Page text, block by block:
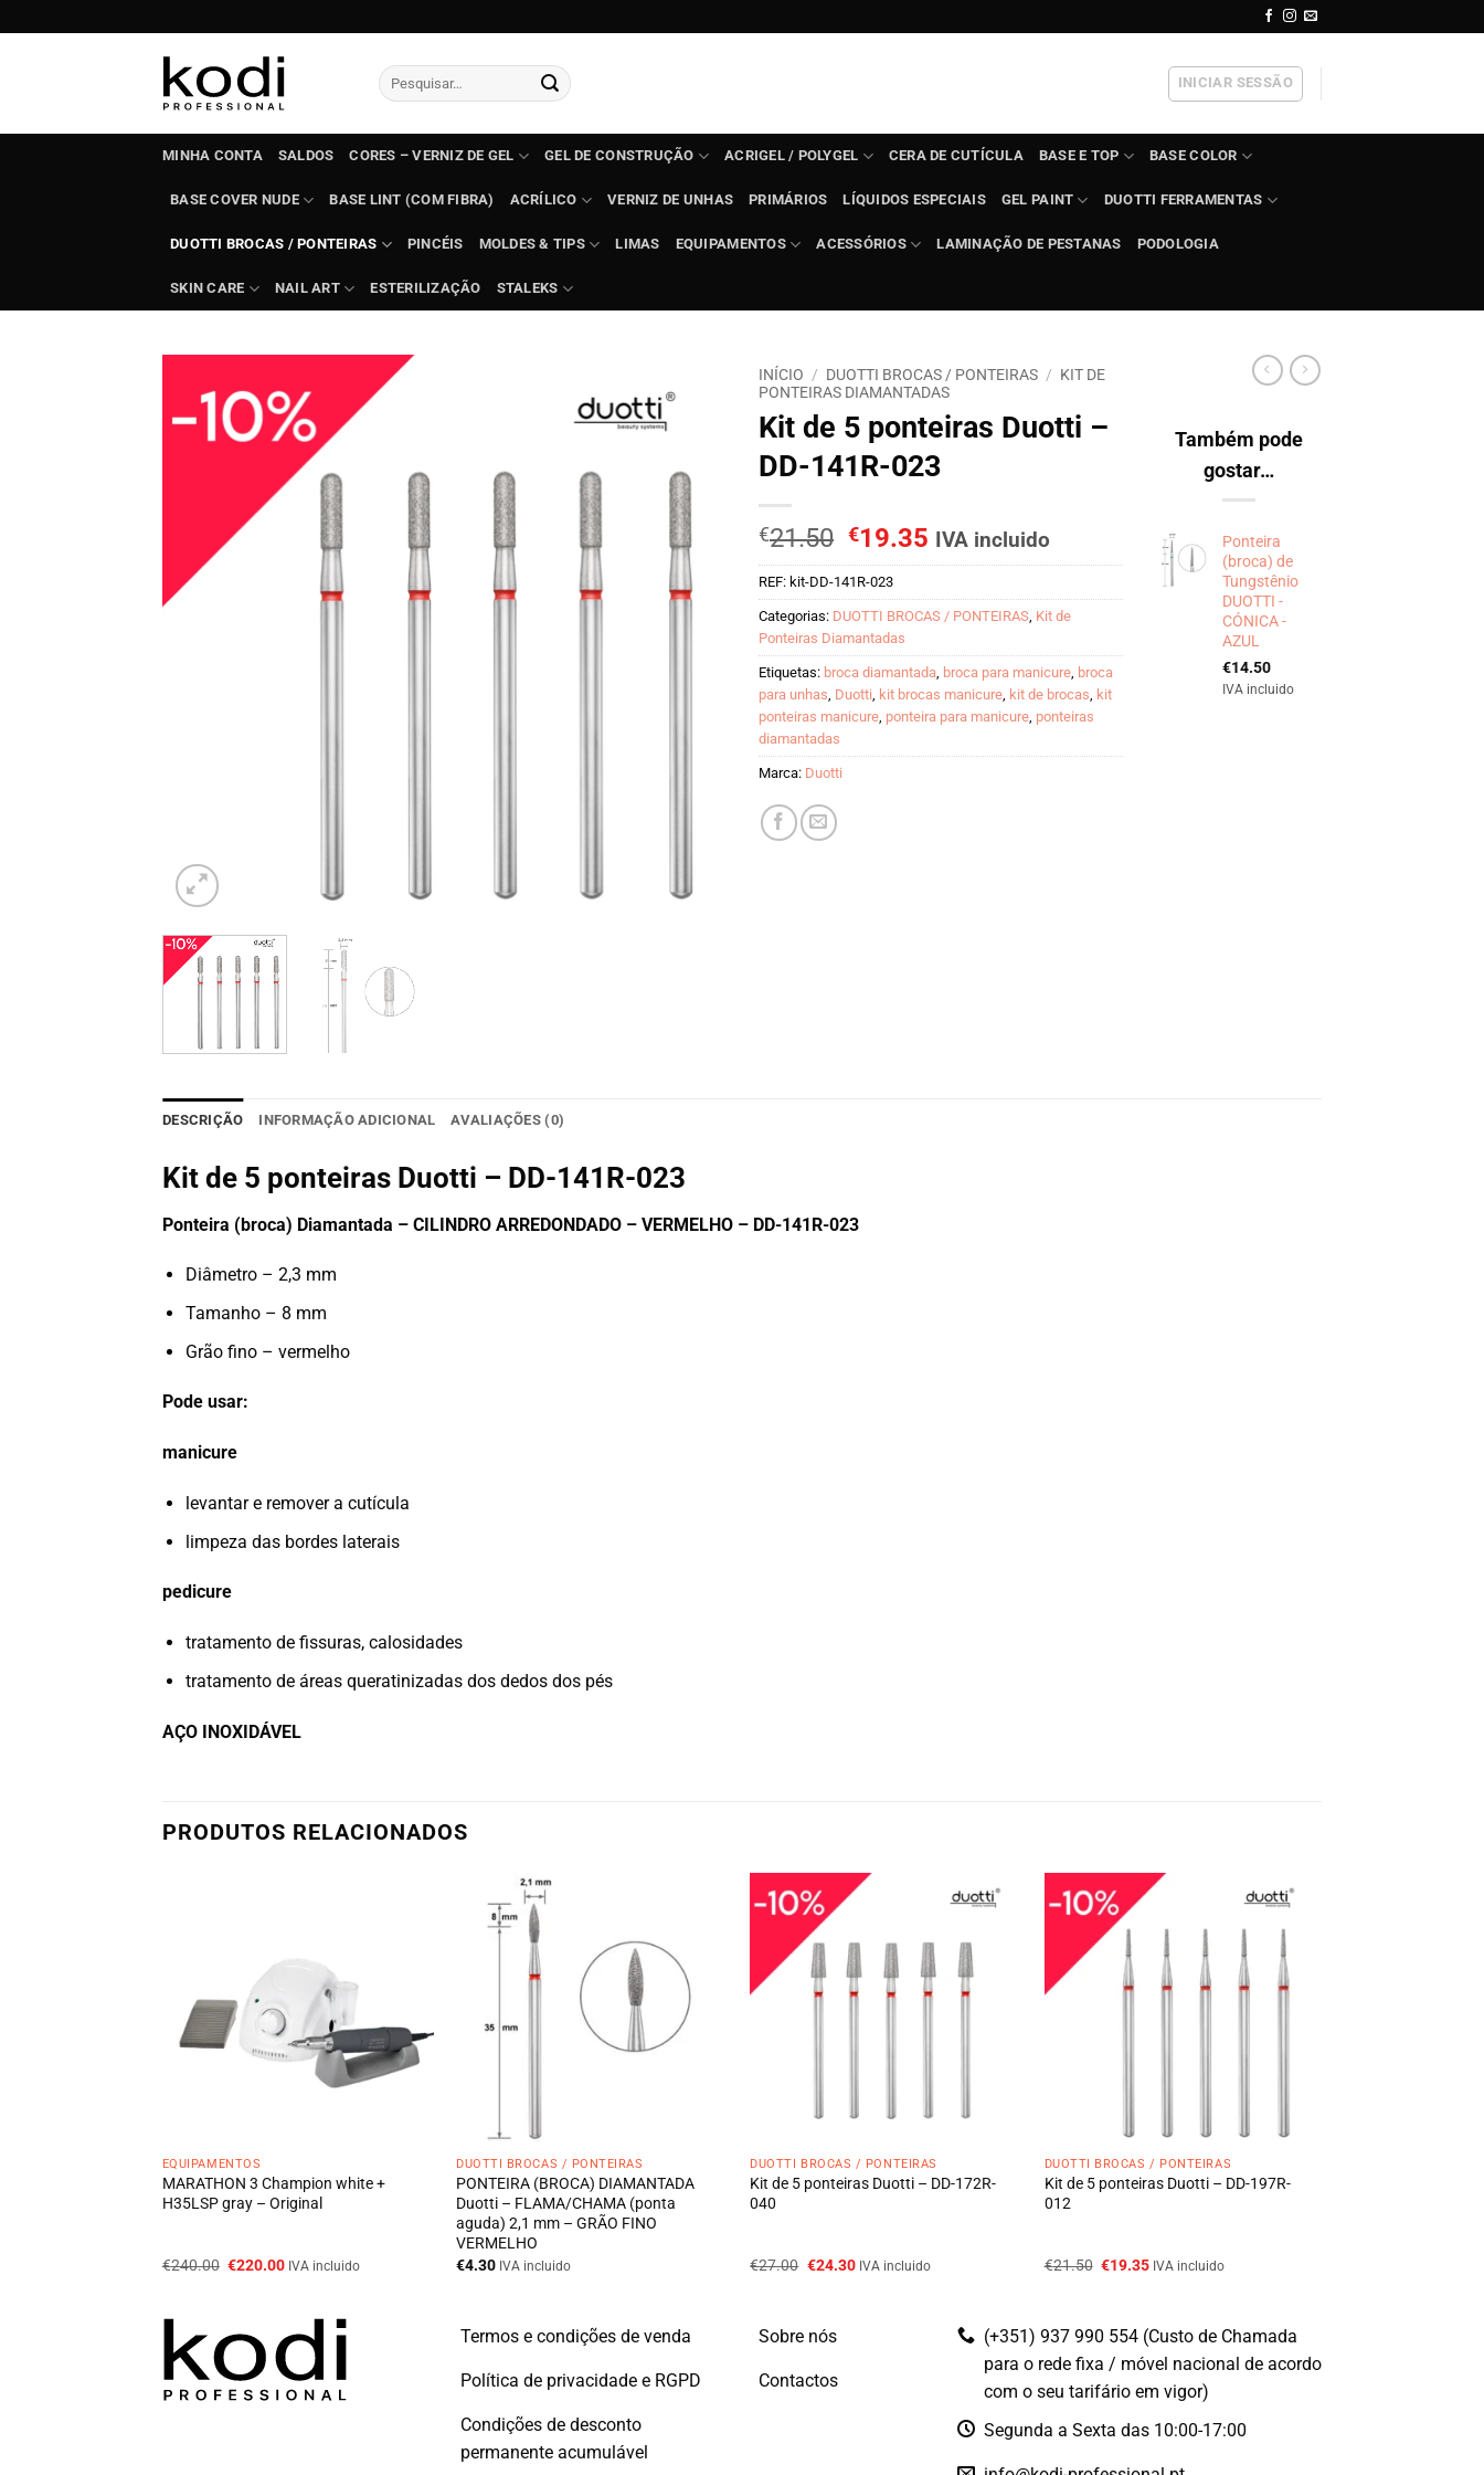
to
Pesquisar
por:
INICIAR SESSÃO
MINHA CONTA SALDOS CORES – VERNIZ DE GEL GEL DE CONSTRUÇÃO ACRIGEL / POLYGEL CERA DE CUTÍCULA BASE E TOP BASE COLOR
BASE COVER NUDE BASE LINT (COM FIBRA) ACRÍLICO VERNIZ DE UNHAS PRIMÁRIOS LÍQUIDOS ESPECIAIS GEL PAINT DUOTTI FERRAMENTAS
DUOTTI BROCAS / PONTEIRAS PINCÉIS MOLDES & TIPS LIMAS EQUIPAMENTOS ACESSÓRIOS LAMINAÇÃO DE PESTANAS PODOLOGIA
SKIN CARE NAIL ART ESTERILIZAÇÃO STALEKS
INÍCIO / DUOTTI BROCAS / PONTEIRAS / KIT DE
PONTEIRAS DIAMANTADAS
Kit de 5 ponteiras Duotti –
DD-141R-023
€21.50 O
preço
original
era:
€21.50.
€19.35 O
preço
é:
IVA incluido
REF: kit-DD-141R-023
Categorias: DUOTTI BROCAS / PONTEIRAS Kit de
Ponteiras Diamantadas
Etiquetas: broca diamantada broca para manicure broca
para unhas Duotti kit brocas manicure kit de brocas kit
ponteiras manicure ponteira para manicure ponteiras
diamantadas
Marca: Duotti
Também pode
gostar…
Ponteira
(broca) de
Tungstênio
DUOTTI -
CÓNICA -
AZUL
€14.50
IVA incluido
DESCRIÇÃO INFORMAÇÃO ADICIONAL AVALIAÇÕES (0)
Kit de 5 ponteiras Duotti – DD-141R-023
Ponteira (broca) Diamantada – CILINDRO ARREDONDADO – VERMELHO – DD-141R-023
Diâmetro – 2,3 mm
Tamanho – 8 mm
Grão fino – vermelho
Pode usar:
manicure
levantar e remover a cutícula
limpeza das bordes laterais
pedicure
tratamento de fissuras, calosidades
tratamento de áreas queratinizadas dos dedos dos pés
AÇO INOXIDÁVEL
PRODUTOS RELACIONADOS
EQUIPAMENTOS
MARATHON 3 Champion white +
H35LSP gray – Original
€240.00 O
€220.00O
€220.00.
IVA incluido
DUOTTI BROCAS / PONTEIRAS
PONTEIRA (BROCA) DIAMANTADA
Duotti – FLAMA/CHAMA (ponta
aguda) 2,1 mm – GRÃO FINO
VERMELHO
€4.30 IVA incluido
DUOTTI BROCAS / PONTEIRAS
Kit de 5 ponteiras Duotti – DD-172R-
040
€27.00 O
€27.00.
€24.30OIVA incluido
DUOTTI BROCAS / PONTEIRAS
Kit de 5 ponteiras Duotti – DD-197R-
012
€21.50 O
€21.50.
€19.35O
€19.35.
IVA incluido
Termos e condições de venda
Política de privacidade e RGPD
Condições de desconto
permanente acumulável
Sobre nós
Contactos
(+351) 937 990 554 (Custo de Chamada
para o rede fixa / móvel nacional de acordo
com o seu tarifário em vigor)
Segunda a Sexta das 10:00-17:00